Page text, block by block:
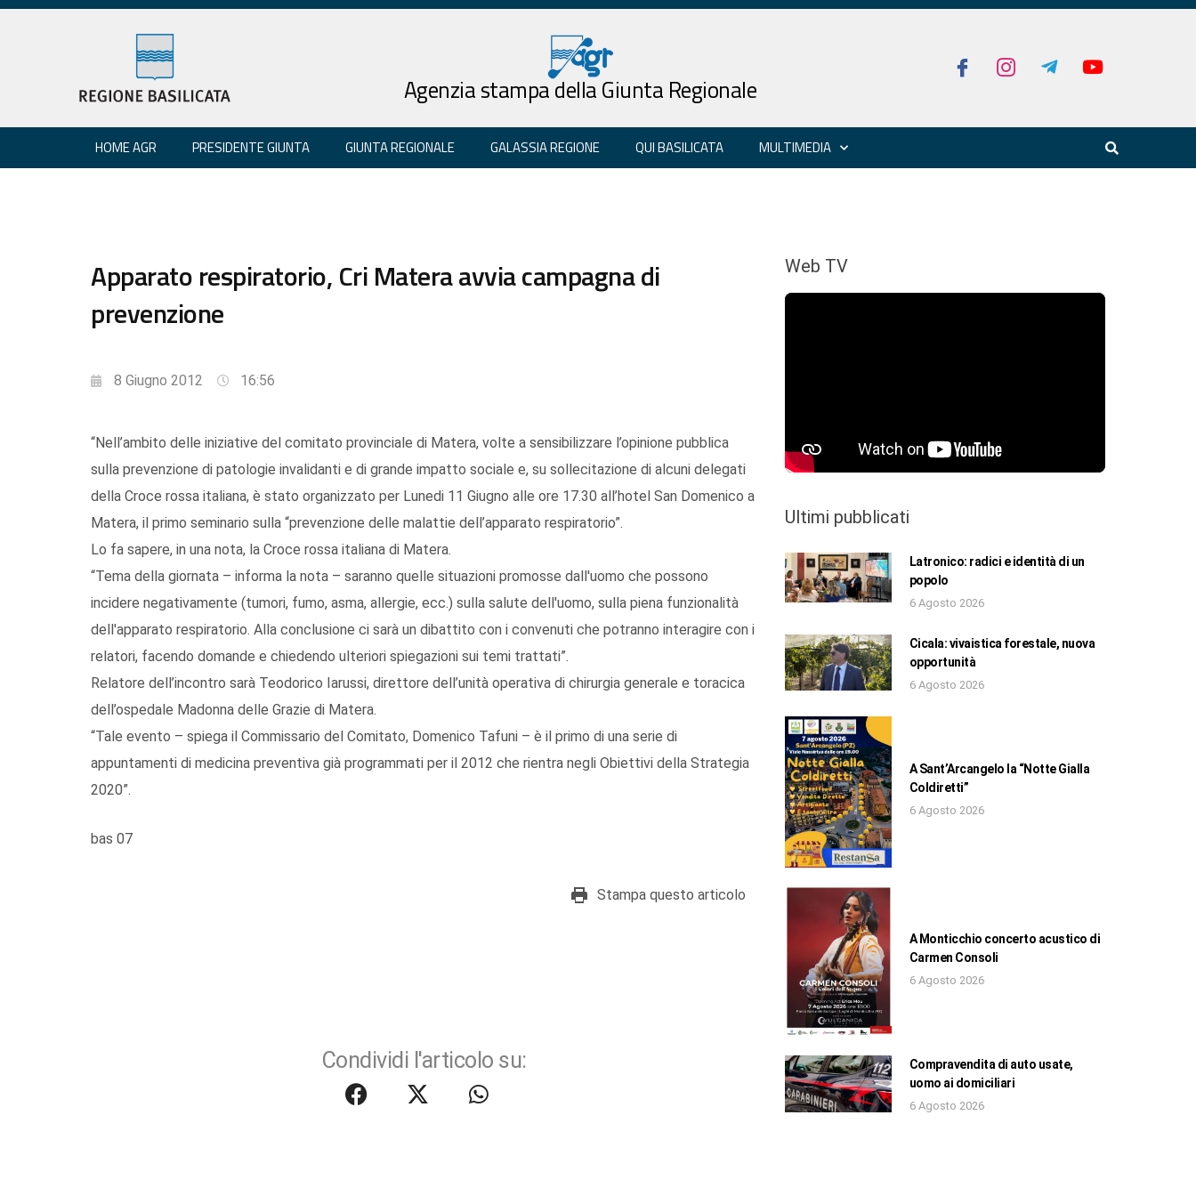
Agenzia stampa della Giunta Regionale
HOME AGR PRESIDENTE GIUNTA GIUNTA REGIONALE GALASSIA REGIONE QUI BASILICATA MULTIMEDIA
Apparato respiratorio, Cri Matera avvia campagna di
prevenzione
8 Giugno 2012 16:56
“Nell’ambito delle iniziative del comitato provinciale di Matera, volte a sensibilizzare l’opinione pubblica
sulla prevenzione di patologie invalidanti e di grande impatto sociale e, su sollecitazione di alcuni delegati
della Croce rossa italiana, è stato organizzato per Lunedi 11 Giugno alle ore 17.30 all’hotel San Domenico a
Matera, il primo seminario sulla “prevenzione delle malattie dell’apparato respiratorio”.
Lo fa sapere, in una nota, la Croce rossa italiana di Matera.
“Tema della giornata – informa la nota – saranno quelle situazioni promosse dall'uomo che possono
incidere negativamente (tumori, fumo, asma, allergie, ecc.) sulla salute dell'uomo, sulla piena funzionalità
dell'apparato respiratorio. Alla conclusione ci sarà un dibattito con i convenuti che potranno interagire con i
relatori, facendo domande e chiedendo ulteriori spiegazioni sui temi trattati”.
Relatore dell’incontro sarà Teodorico Iarussi, direttore dell’unità operativa di chirurgia generale e toracica
dell’ospedale Madonna delle Grazie di Matera.
“Tale evento – spiega il Commissario del Comitato, Domenico Tafuni – è il primo di una serie di
appuntamenti di medicina preventiva già programmati per il 2012 che rientra negli Obiettivi della Strategia
2020”.
bas 07
Stampa questo articolo
Condividi l'articolo su:
Web TV
Ultimi pubblicati
Latronico: radici e identità di un
popolo
6 Agosto 2026
Cicala: vivaistica forestale, nuova
opportunità
6 Agosto 2026
A Sant’Arcangelo la “Notte Gialla
Coldiretti”
6 Agosto 2026
A Monticchio concerto acustico di
Carmen Consoli
6 Agosto 2026
Compravendita di auto usate,
uomo ai domiciliari
6 Agosto 2026